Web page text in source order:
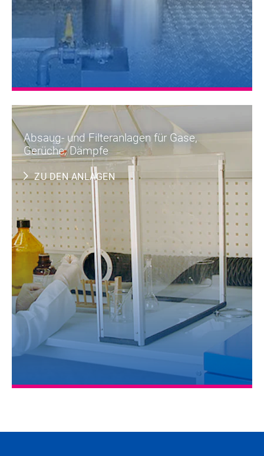
Absaug- und Filteranlagen für Gase,
Gerüche, Dämpfe
ZU DEN ANLAGEN